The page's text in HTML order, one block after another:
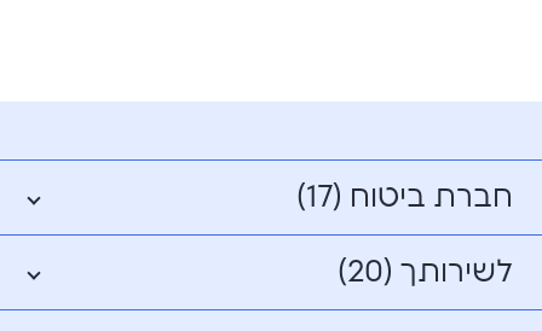
חברת ביטוח (17)
לשירותך (20)